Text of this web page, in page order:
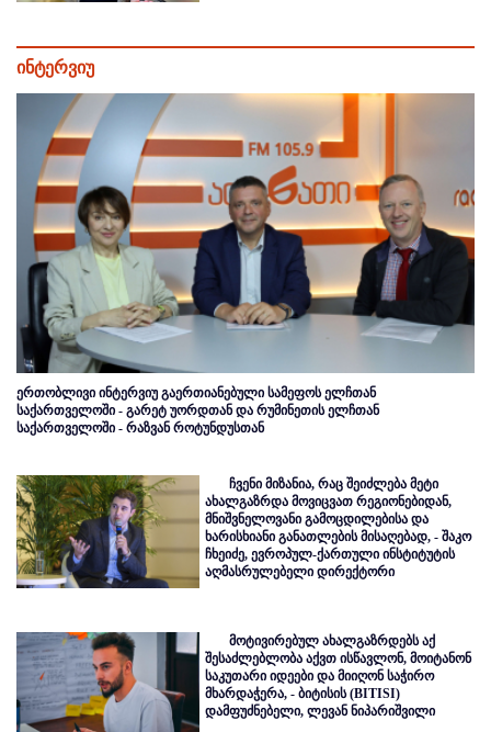
ინტერვიუ
ერთობლივი ინტერვიუ გაერთიანებული სამეფოს ელჩთან
საქართველოში - გარეტ უორდთან და რუმინეთის ელჩთან
საქართველოში - რაზვან როტუნდუსთან
ჩვენი მიზანია, რაც შეიძლება მეტი
ახალგაზრდა მოვიცვათ რეგიონებიდან,
მნიშვნელოვანი გამოცდილებისა და
ხარისხიანი განათლების მისაღებად, - შაკო
ჩხეიძე, ევროპულ-ქართული ინსტიტუტის
აღმასრულებელი დირექტორი
მოტივირებულ ახალგაზრდებს აქ
შესაძლებლობა აქვთ ისწავლონ, მოიტანონ
საკუთარი იდეები და მიიღონ საჭირო
მხარდაჭერა, - ბიტისის (BITISI)
დამფუძნებელი, ლევან ნიპარიშვილი